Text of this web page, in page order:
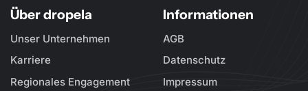
Über dropela
Unser Unternehmen
Karriere
Regionales Engagement
Informationen
AGB
Datenschutz
Impressum